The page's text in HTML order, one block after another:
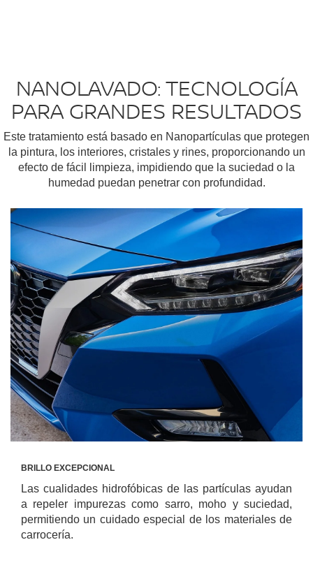
NANOLAVADO: TECNOLOGÍA
PARA GRANDES RESULTADOS
Este tratamiento está basado en Nanopartículas que protegen
la pintura, los interiores, cristales y rines, proporcionando un
efecto de fácil limpieza, impidiendo que la suciedad o la
humedad puedan penetrar con profundidad.
BRILLO EXCEPCIONAL
Las cualidades hidrofóbicas de las partículas ayudan
a repeler impurezas como sarro, moho y suciedad,
permitiendo un cuidado especial de los materiales de
carrocería.